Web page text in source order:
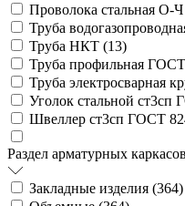
Проволока стальная О-
Труба
Труба НКТ (13)
Труба профильная
Труба электросварная
Уголок стальной ст3сп
Швеллер ст3сп ГОСТ
Раздел арматурных каркасов
Закладные изделия (364)